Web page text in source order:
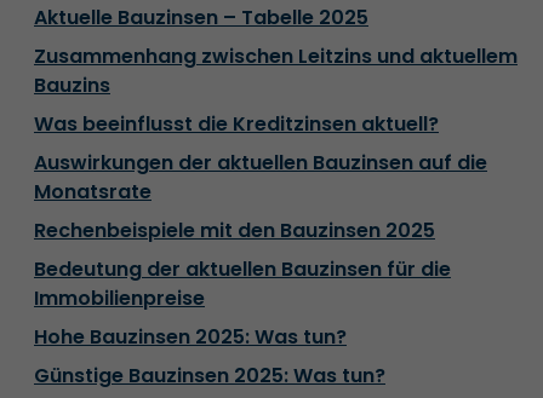
Aktuelle Bauzinsen – Tabelle 2025
Zusammenhang zwischen Leitzins und aktuellem
Bauzins
Was beeinflusst die Kreditzinsen aktuell?
Auswirkungen der aktuellen Bauzinsen auf die
Monatsrate
Rechenbeispiele mit den Bauzinsen 2025
Bedeutung der aktuellen Bauzinsen für die
Immobilienpreise
Hohe Bauzinsen 2025: Was tun?
Günstige Bauzinsen 2025: Was tun?